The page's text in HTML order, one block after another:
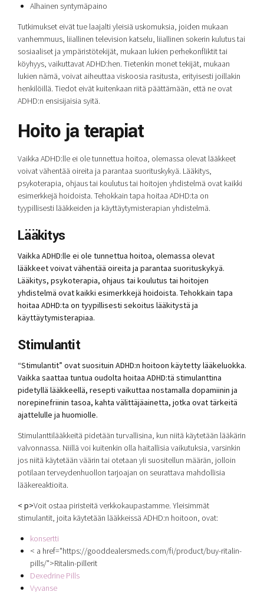
Alhainen syntymäpaino
Tutkimukset eivät tue laajalti yleisiä uskomuksia, joiden mukaan
vanhemmuus, liiallinen television katselu, liiallinen sokerin kulutus tai
sosiaaliset ja ympäristötekijät, mukaan lukien perhekonfliktit tai
köyhyys, vaikuttavat ADHD:hen. Tietenkin monet tekijät, mukaan
lukien nämä, voivat aiheuttaa viskoosia rasitusta, erityisesti joillakin
henkilöillä. Tiedot eivät kuitenkaan riitä päättämään, että ne ovat
ADHD:n ensisijaisia ​​syitä.
Hoito ja terapiat
Vaikka ADHD:lle ei ole tunnettua hoitoa, olemassa olevat lääkkeet
voivat vähentää oireita ja parantaa suorituskykyä. Lääkitys,
psykoterapia, ohjaus tai koulutus tai hoitojen yhdistelmä ovat kaikki
esimerkkejä hoidoista. Tehokkain tapa hoitaa ADHD:ta on
tyypillisesti lääkkeiden ja käyttäytymisterapian yhdistelmä.
Lääkitys
Vaikka ADHD:lle ei ole tunnettua hoitoa, olemassa olevat
lääkkeet voivat vähentää oireita ja parantaa suorituskykyä.
Lääkitys, psykoterapia, ohjaus tai koulutus tai hoitojen
yhdistelmä ovat kaikki esimerkkejä hoidoista. Tehokkain tapa
hoitaa ADHD:ta on tyypillisesti sekoitus lääkitystä ja
käyttäytymisterapiaa.
Stimulantit
“Stimulantit” ovat suosituin ADHD:n hoitoon käytetty lääkeluokka.
Vaikka saattaa tuntua oudolta hoitaa ADHD:tä stimulanttina
pidetyllä lääkkeellä, resepti vaikuttaa nostamalla dopamiinin ja
norepinefriinin tasoa, kahta välittäjäainetta, jotka ovat tärkeitä
ajattelulle ja huomiolle.
Stimulanttilääkkeitä pidetään turvallisina, kun niitä käytetään lääkärin
valvonnassa. Niillä voi kuitenkin olla haitallisia vaikutuksia, varsinkin
jos niitä käytetään väärin tai otetaan yli suositellun määrän, jolloin
potilaan terveydenhuollon tarjoajan on seurattava mahdollisia
lääkereaktioita.
< p>Voit ostaa piristeitä verkkokaupastamme. Yleisimmät
stimulantit, joita käytetään lääkkeissä ADHD:n hoitoon, ovat:
konsertti
< a href="https://gooddealersmeds.com/fi/product/buy-ritalin-
pills/">Ritalin-pillerit
Dexedrine Pills
Vyvanse